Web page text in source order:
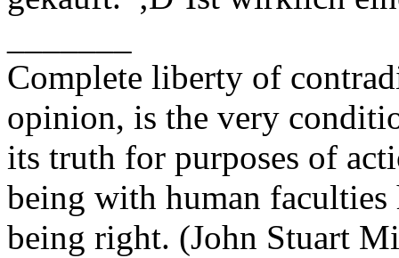
Complete liberty of
opinion, is the very
its truth for purposes of
being with human faculties
being right. (John Stuart